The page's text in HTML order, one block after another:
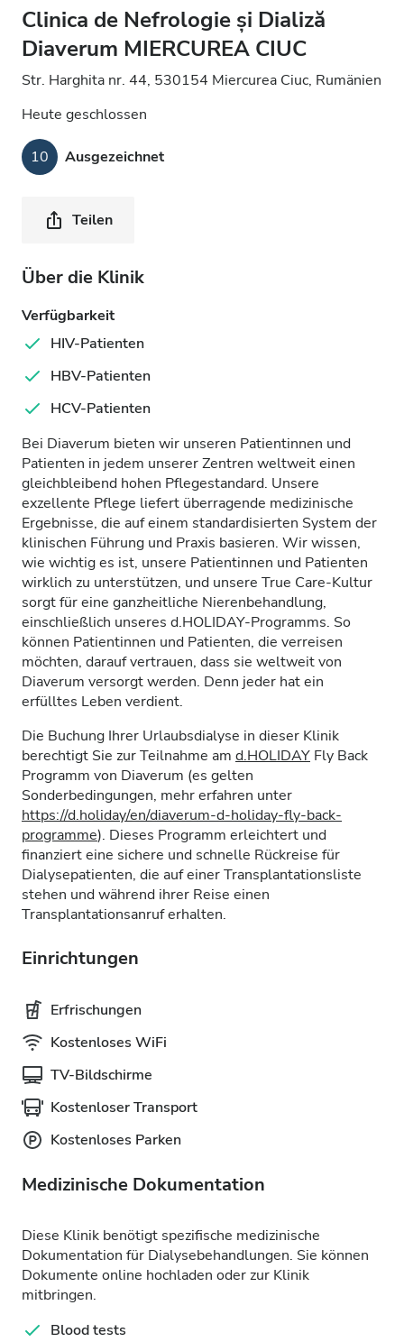
Clinica de Nefrologie și Dializă
Diaverum MIERCUREA CIUC
Str. Harghita nr. 44, 530154 Miercurea Ciuc, Rumänien
Heute geschlossen
10 Ausgezeichnet
Teilen
Über die Klinik
Verfügbarkeit
HIV-Patienten
HBV-Patienten
HCV-Patienten
Bei Diaverum bieten wir unseren Patientinnen und
Patienten in jedem unserer Zentren weltweit einen
gleichbleibend hohen Pflegestandard. Unsere
exzellente Pflege liefert überragende medizinische
Ergebnisse, die auf einem standardisierten System der
klinischen Führung und Praxis basieren. Wir wissen,
wie wichtig es ist, unsere Patientinnen und Patienten
wirklich zu unterstützen, und unsere True Care-Kultur
sorgt für eine ganzheitliche Nierenbehandlung,
einschließlich unseres d.HOLIDAY-Programms. So
können Patientinnen und Patienten, die verreisen
möchten, darauf vertrauen, dass sie weltweit von
Diaverum versorgt werden. Denn jeder hat ein
erfülltes Leben verdient.
Die Buchung Ihrer Urlaubsdialyse in dieser Klinik
berechtigt Sie zur Teilnahme am d.HOLIDAY Fly Back
Programm von Diaverum (es gelten
Sonderbedingungen, mehr erfahren unter
https://d.holiday/en/diaverum-d-holiday-fly-back-
programme). Dieses Programm erleichtert und
finanziert eine sichere und schnelle Rückreise für
Dialysepatienten, die auf einer Transplantationsliste
stehen und während ihrer Reise einen
Transplantationsanruf erhalten.
Einrichtungen
Erfrischungen
Kostenloses WiFi
TV-Bildschirme
Kostenloser Transport
Kostenloses Parken
Medizinische Dokumentation
Diese Klinik benötigt spezifische medizinische
Dokumentation für Dialysebehandlungen. Sie können
Dokumente online hochladen oder zur Klinik
mitbringen.
Blood tests